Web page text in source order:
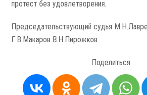
протест без удовлетворения.
Председательствующий судья
Г.В.Макаров В.Н.Пирожков
Поделиться